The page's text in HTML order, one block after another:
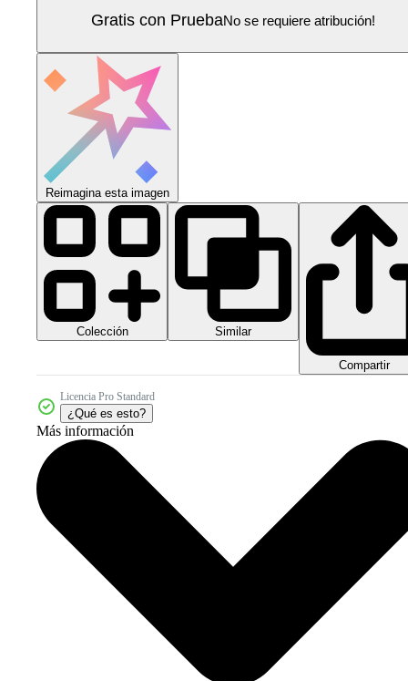
Gratis con PruebaNo se requiere atribución!
Reimagina esta imagen
Colección Similar
Compartir
Licencia Pro Standard
¿Qué es esto?
Más información